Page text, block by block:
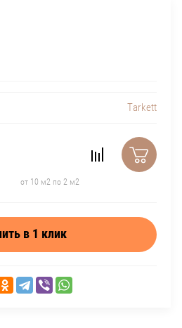
Tarkett
от 10 м2 по 2 м2
в 1 клик